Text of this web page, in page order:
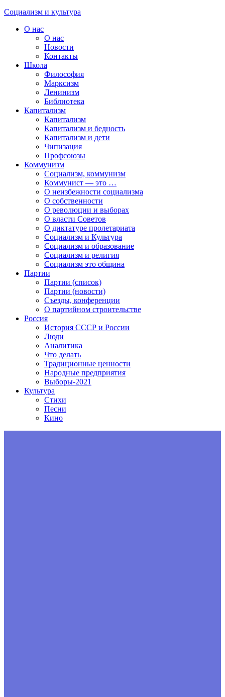
Социализм и культура
О нас
О нас
Новости
Контакты
Школа
Философия
Марксизм
Ленинизм
Библиотека
Капитализм
Капитализм
Капитализм и бедность
Капитализм и дети
Чипизация
Профсоюзы
Коммунизм
Социализм, коммунизм
Коммунист — это …
О неизбежности социализма
О собственности
О революции и выборах
О власти Советов
О диктатуре пролетариата
Социализм и Культура
Социализм и образование
Социализм и религия
Социализм это община
Партии
Партии (список)
Партии (новости)
Съезды, конференции
О партийном строительстве
Россия
История СССР и России
Люди
Аналитика
Что делать
Традиционные ценности
Народные предприятия
Выборы-2021
Культура
Стихи
Песни
Кино